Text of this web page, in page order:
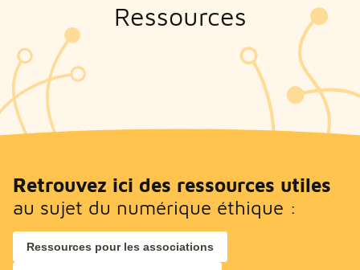
Ressources
Retrouvez ici des ressources utiles
au sujet du numérique éthique :
Ressources pour les associations